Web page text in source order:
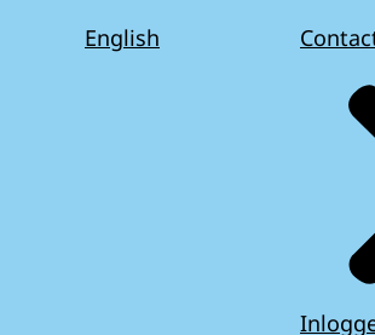
English